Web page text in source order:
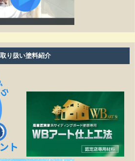
ありますか？
いで必要ですか？
か？
きれいになりますか？
くなることはありますか？
、金額は変わりますか？
工事も可能ですか？
なるのですか？
取り扱い塗料紹介